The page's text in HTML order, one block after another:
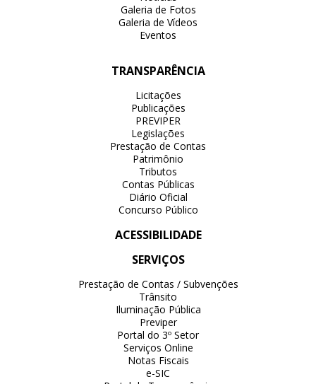
Galeria de Fotos
Galeria de Vídeos
Eventos
TRANSPARÊNCIA
Licitações
Publicações
PREVIPER
Legislações
Prestação de Contas
Patrimônio
Tributos
Contas Públicas
Diário Oficial
Concurso Público
ACESSIBILIDADE
SERVIÇOS
Prestação de Contas / Subvenções
Trânsito
Iluminação Pública
Previper
Portal do 3º Setor
Serviços Online
Notas Fiscais
e-SIC